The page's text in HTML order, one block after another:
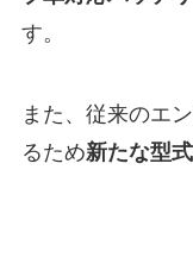
す。
また、従来のエ
るため新たな型